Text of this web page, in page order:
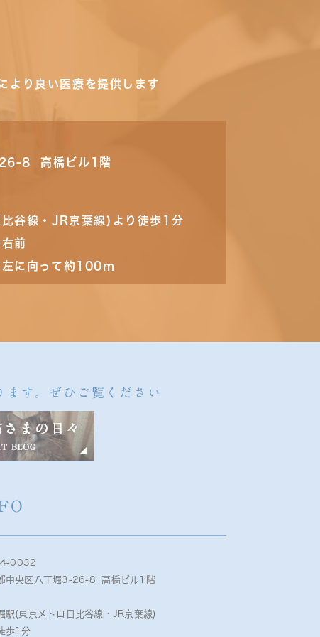
より良い医療を提供します
26-8 高橋ビル1階
谷線・JR京葉線)より徒歩1分
前
に向って約100m
ます。ぜひご覧ください
0032
中央区八丁堀3-26-8 高橋ビル1階
駅(東京メトロ日比谷線・JR京葉線)
歩1分